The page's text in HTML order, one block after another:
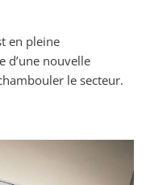
en pleine
d’une nouvelle
le secteur.